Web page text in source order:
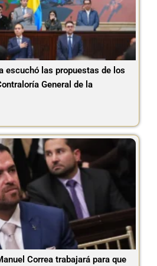
escuchó las propuestas de los
General de la
Correa trabajará para que